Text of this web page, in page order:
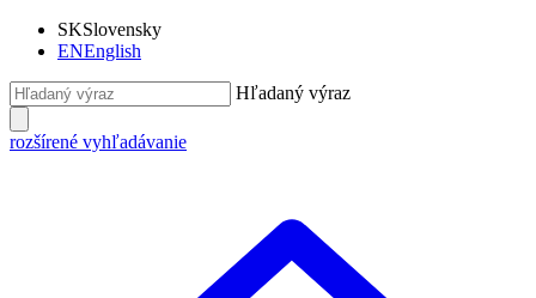
SKSlovensky
ENEnglish
Hľadaný výraz
rozšírené vyhľadávanie